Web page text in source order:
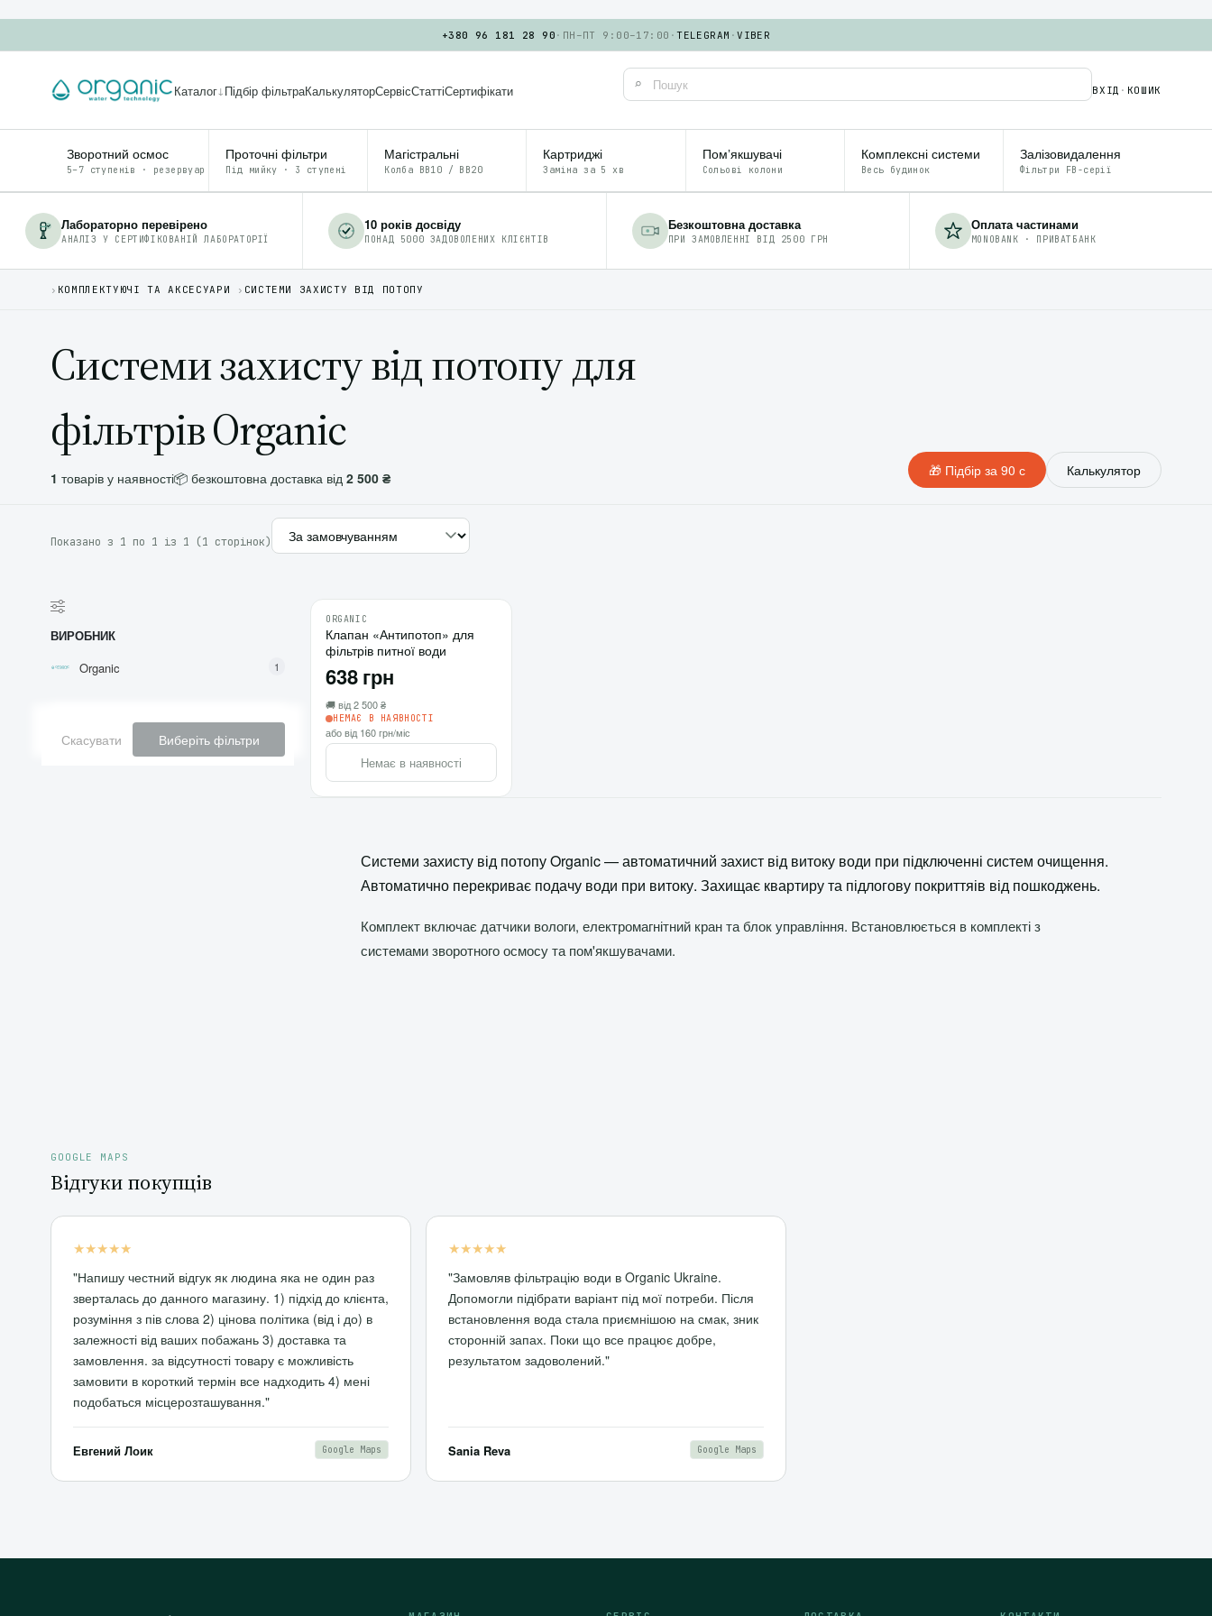
+380 96 181 28 90 · ПН–ПТ 9:00–17:00 ·TELEGRAM ·VIBER
Каталог↓ Підбір фільтраКалькуляторСервісСтаттіСертифікати ⌕ ВХІД · КОШИК
Зворотний осмос
5–7 ступенів · резервуар
Проточні фільтри
Під мийку · 3 ступені
Магістральні
Колба BB10 / BB20
Картриджі
Заміна за 5 хв
Помʼякшувачі
Сольові колони
Комплексні системи
Весь будинок
Залізовидалення
Фільтри FB-серії
Лабораторно перевірено
АНАЛІЗ У СЕРТИФІКОВАНІЙ ЛАБОРАТОРІЇ
10 років досвіду
ПОНАД 5000 ЗАДОВОЛЕНИХ КЛІЄНТІВ
Безкоштовна доставка
ПРИ ЗАМОВЛЕННІ ВІД 2500 ГРН
Оплата частинами
MONOBANK · ПРИВАТБАНК
› КОМПЛЕКТУЮЧІ ТА АКСЕСУАРИ › СИСТЕМИ ЗАХИСТУ ВІД ПОТОПУ
Системи захисту від потопу для
фільтрів Organic
1 товарів у наявності📦 безкоштовна доставка від 2 500 ₴ 🎁 Підбір за 90 с Калькулятор
Показано з 1 по 1 із 1 (1 сторінок)
ВИРОБНИК
Organic
1
Скасувати Виберіть фільтри
ORGANIC
Клапан «Антипотоп» для
фільтрів питної води
638 грн
🚚 від 2 500 ₴
НЕМАЄ В НАЯВНОСТІ
або від 160 грн/міс
Немає в наявності
Системи захисту від потопу Organic — автоматичний захист від витоку води при підключенні систем очищення.
Автоматично перекриває подачу води при витоку. Захищає квартиру та підлогову покриттяів від пошкоджень.
Комплект включає датчики вологи, електромагнітний кран та блок управління. Встановлюється в комплекті з
системами зворотного осмосу та пом'якшувачами.
GOOGLE MAPS
Відгуки покупців
★★★★★
"Напишу честний відгук як людина яка не один раз
зверталась до данного магазину. 1) підхід до клієнта,
розуміння з пів слова 2) цінова політика (від і до) в
залежності від ваших побажань 3) доставка та
замовлення. за відсутності товару є можливість
замовити в короткий термін все надходить 4) мені
подобаться місцерозташування."
Евгений Лоик Google Maps
★★★★★
"Замовляв фільтрацію води в Organic Ukraine.
Допомогли підібрати варіант під мої потреби. Після
встановлення вода стала приємнішою на смак, зник
сторонній запах. Поки що все працює добре,
результатом задоволений."
Sania Reva Google Maps